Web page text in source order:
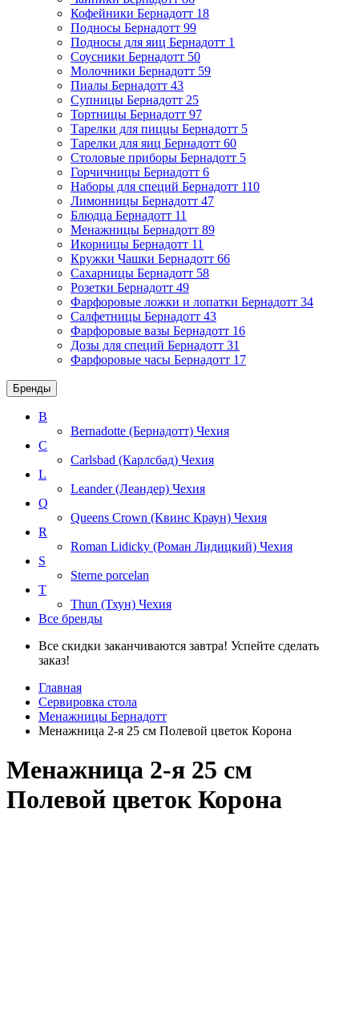
Кофейники Бернадотт 18
Подносы Бернадотт 99
Подносы для яиц Бернадотт 1
Соусники Бернадотт 50
Молочники Бернадотт 59
Пиалы Бернадотт 43
Супницы Бернадотт 25
Тортницы Бернадотт 97
Тарелки для пиццы Бернадотт 5
Тарелки для яиц Бернадотт 60
Столовые приборы Бернадотт 5
Горчичницы Бернадотт 6
Наборы для специй Бернадотт 110
Лимонницы Бернадотт 47
Блюдца Бернадотт 11
Менажницы Бернадотт 89
Икорницы Бернадотт 11
Кружки Чашки Бернадотт 66
Сахарницы Бернадотт 58
Розетки Бернадотт 49
Фарфоровые ложки и лопатки Бернадотт 34
Салфетницы Бернадотт 43
Фарфоровые вазы Бернадотт 16
Дозы для специй Бернадотт 31
Фарфоровые часы Бернадотт 17
Бренды
B
Bernadotte (Бернадотт) Чехия
C
Carlsbad (Карлсбад) Чехия
L
Leander (Леандер) Чехия
Q
Queens Crown (Квинс Краун) Чехия
R
Roman Lidicky (Роман Лидицкий) Чехия
S
Sterne porcelan
T
Thun (Тхун) Чехия
Все бренды
Все скидки заканчиваются завтра! Успейте сделать
заказ!
Главная
Сервировка стола
Менажницы Бернадотт
Менажница 2-я 25 см Полевой цветок Корона
Менажница 2-я 25 см
Полевой цветок Корона